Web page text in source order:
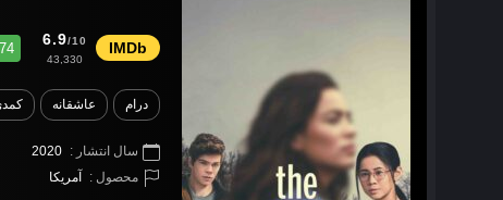
6.9/10
43,330
74
درام عاشقانه
سال انتشار : 2020
محصول :
آمریکا